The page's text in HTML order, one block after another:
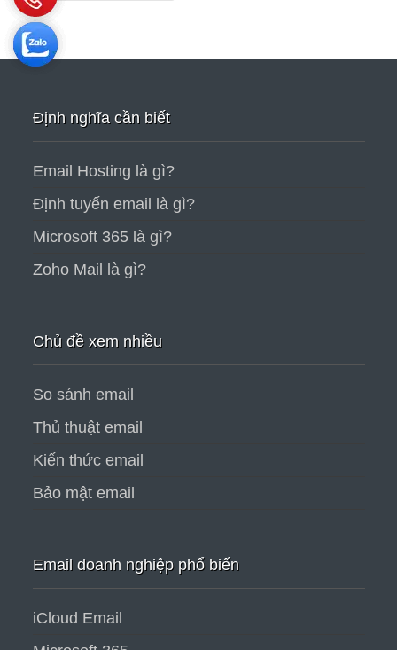
Định nghĩa cần biết
Email Hosting là gì?
Định tuyến email là gì?
Microsoft 365 là gì?
Zoho Mail là gì?
Chủ đề xem nhiều
So sánh email
Thủ thuật email
Kiến thức email
Bảo mật email
Email doanh nghiệp phổ biến
iCloud Email